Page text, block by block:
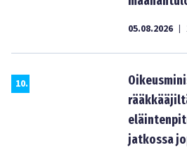
05.08.2026 |
10.
jatkossa